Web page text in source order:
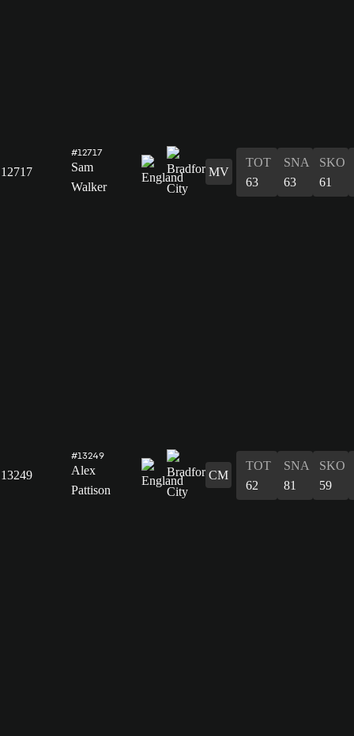
12717
#12717
Sam
Walker
MV
TOT
63
SNA
63
SKO
61
13249
#13249
Alex
Pattison
CM
TOT
62
SNA
81
SKO
59